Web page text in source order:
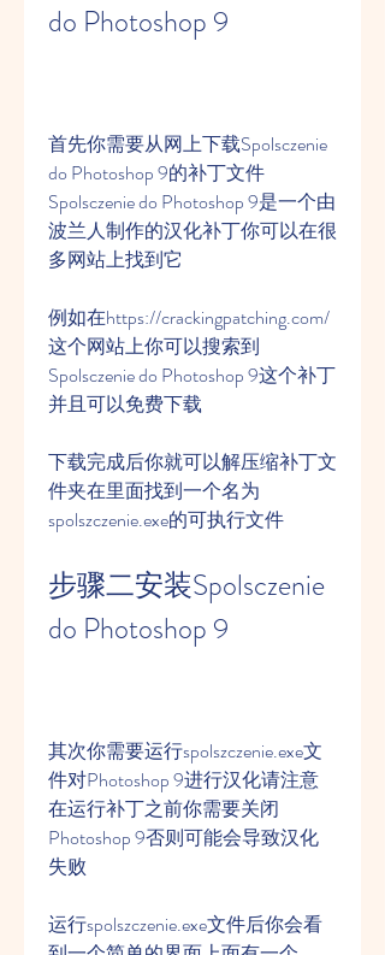
do Photoshop 9
首先你需要从网上下载Spolsczenie
do Photoshop 9的补丁文件
Spolsczenie do Photoshop 9是一个由
波兰人制作的汉化补丁你可以在很
多网站上找到它
例如在https://crackingpatching.com/
这个网站上你可以搜索到
Spolsczenie do Photoshop 9这个补丁
并且可以免费下载
下载完成后你就可以解压缩补丁文
件夹在里面找到一个名为
spolszczenie.exe的可执行文件
步骤二安装Spolsczenie
do Photoshop 9
其次你需要运行spolszczenie.exe文
件对Photoshop 9进行汉化请注意
在运行补丁之前你需要关闭
Photoshop 9否则可能会导致汉化
失败
运行spolszczenie.exe文件后你会看